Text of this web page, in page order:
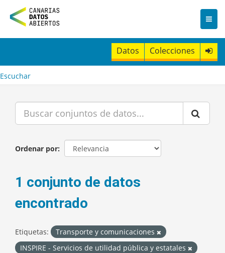
n
t
Datos Colecciones
Escuchar
Ordenar por
1 conjunto de datos
encontrado
Etiquetas:
Transporte y comunicaciones
INSPIRE - Servicios de utilidad pública y estatales